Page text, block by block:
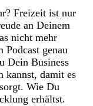
Freizeit ist nur
an Deinem
nicht mehr
Podcast genau
Dein Business
kannst, damit es
Wie Du
erhältst.